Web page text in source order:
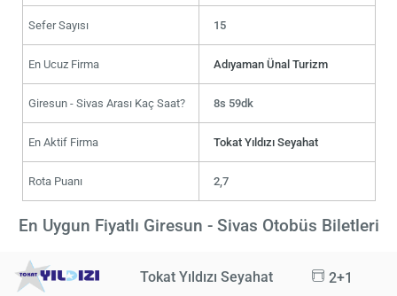
Sefer Sayısı 15
En Ucuz Firma Adıyaman Ünal Turizm
Giresun - Sivas Arası Kaç Saat? 8s 59dk
En Aktif Firma Tokat Yıldızı Seyahat
Rota Puanı 2,7
En Uygun Fiyatlı Giresun - Sivas Otobüs Biletleri
Tokat Yıldızı Seyahat 2+1